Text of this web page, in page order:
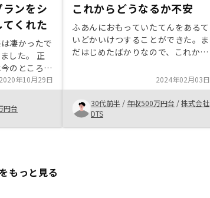
ンをシ
くれた
凄かったで
した。 正
のところ分
補から私の
物件をすぐ
ーションを
ったです。
こと、アフ
も、ローン
感じで、買
もう少し下げ
にしてほし
2020年10月29日
円台
これからどうなるか不安
ふあんにおもっていたてんをあるて
いどかいけつすることができた。ま
だはじめたばかりなので、これから
めたりしていけたらよいとおもう。
おすすめしたいところはしょうかい
するとAmazonギフト券がもらえ
ると聞いたのでその点。良いところ
ばかりを紹介してくるので胡散臭く
2024年02月03日
30代前半 / 年収500万円台 /株式会社
DTS
もっと見る